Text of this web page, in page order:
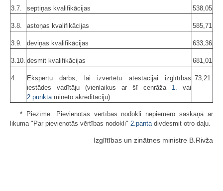
3.7. septiņas kvalifikācijas 538,05
3.8. astoņas kvalifikācijas 585,71
3.9. deviņas kvalifikācijas 633,36
3.10. desmit kvalifikācijas 681,01
4.
Ekspertu darbs, lai izvērtētu atestācijai izglītības
iestādes vadītāju (vienlaikus ar šī cenrāža 1. vai
2.punktāminēto akreditāciju)
73,21
* Piezīme. Pievienotās vērtības nodokli nepiemēro saskaņā ar
likuma "Par pievienotās vērtības nodokli" 2.pantadivdesmit otro daļu.
Izglītības un zinātnes ministre B.Rivža